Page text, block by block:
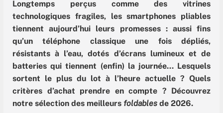
Longtemps perçus comme des vitrines
technologiques fragiles, les smartphones pliables
tiennent aujourd’hui leurs promesses : aussi fins
qu’un téléphone classique une fois dépliés,
résistants à l’eau, dotés d’écrans lumineux et de
batteries qui tiennent (enfin) la journée… Lesquels
sortent le plus du lot à l’heure actuelle ? Quels
critères d’achat prendre en compte ? Découvrez
notre sélection des meilleurs foldables de 2026.